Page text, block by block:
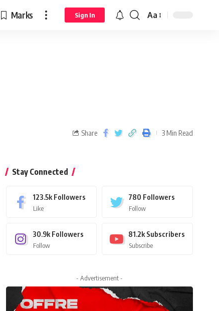
Marks Sign In Aa
Share 3 Min Read
Stay Connected
123.5k Followers
Like
780 Followers
Follow
30.9k Followers
Follow
81.2k Subscribers
Subscribe
- Advertisement -